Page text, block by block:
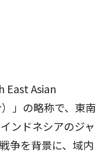
East Asian
」の略称で、東南
ンドネシアのジャ
争を背景に、域内